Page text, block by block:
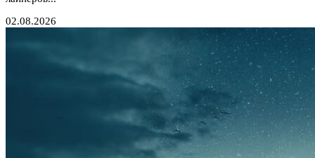
02.08.2026